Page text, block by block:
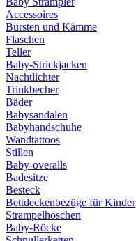
Accessoires
Bürsten und Kämme
Flaschen
Teller
Baby-Strickjacken
Nachtlichter
Trinkbecher
Bäder
Babysandalen
Babyhandschuhe
Wandtattoos
Stillen
Baby-overalls
Badesitze
Besteck
Bettdeckenbezüge für Kinder
Strampelhöschen
Baby-Röcke